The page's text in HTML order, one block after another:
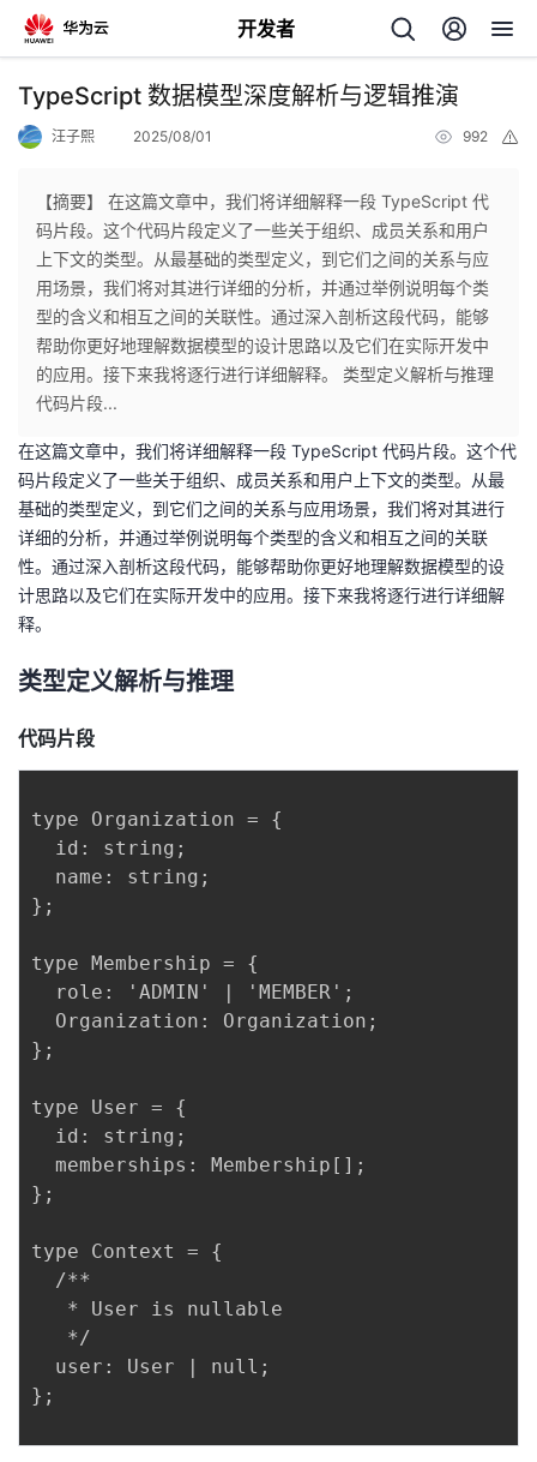
开发者
返
个
人
主
页
我
的
开
发
者
的
博
客
我
的
论
坛
我
的
圈
我
的
播
我
活
的
注
的
开
我
我
的
Programs
我
的
技
我
的
TypeScript 数据模型深度解析与逻辑推演
汪子熙 2025/08/01 992
【摘要】 在这篇文章中，我们将详细解释一段 TypeScript 代
码片段。这个代码片段定义了一些关于组织、成员关系和用户
上下文的类型。从最基础的类型定义，到它们之间的关系与应
用场景，我们将对其进行详细的分析，并通过举例说明每个类
型的含义和相互之间的关联性。通过深入剖析这段代码，能够
帮助你更好地理解数据模型的设计思路以及它们在实际开发中
的应用。接下来我将逐行进行详细解释。 类型定义解析与推理
代码片段...
在这篇文章中，我们将详细解释一段 TypeScript 代码片段。这个代
码片段定义了一些关于组织、成员关系和用户上下文的类型。从最
基础的类型定义，到它们之间的关系与应用场景，我们将对其进行
详细的分析，并通过举例说明每个类型的含义和相互之间的关联
性。通过深入剖析这段代码，能够帮助你更好地理解数据模型的设
计思路以及它们在实际开发中的应用。接下来我将逐行进行详细解
释。
类型定义解析与推理
代码片段
type Organization = {
  id: string;
  name: string;
};
type Membership = {
  role: 'ADMIN' | 'MEMBER';
  Organization: Organization;
};
type User = {
  id: string;
  memberships: Membership[];
};
type Context = {
  /**
   * User is nullable
   */
  user: User | null;
};